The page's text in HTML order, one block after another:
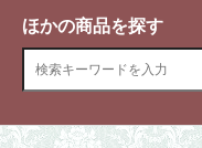
ほかの商品を探す